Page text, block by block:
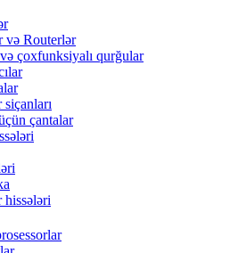
və Routerlər
çoxfunksiyalı qurğular
çantalar
hissələri